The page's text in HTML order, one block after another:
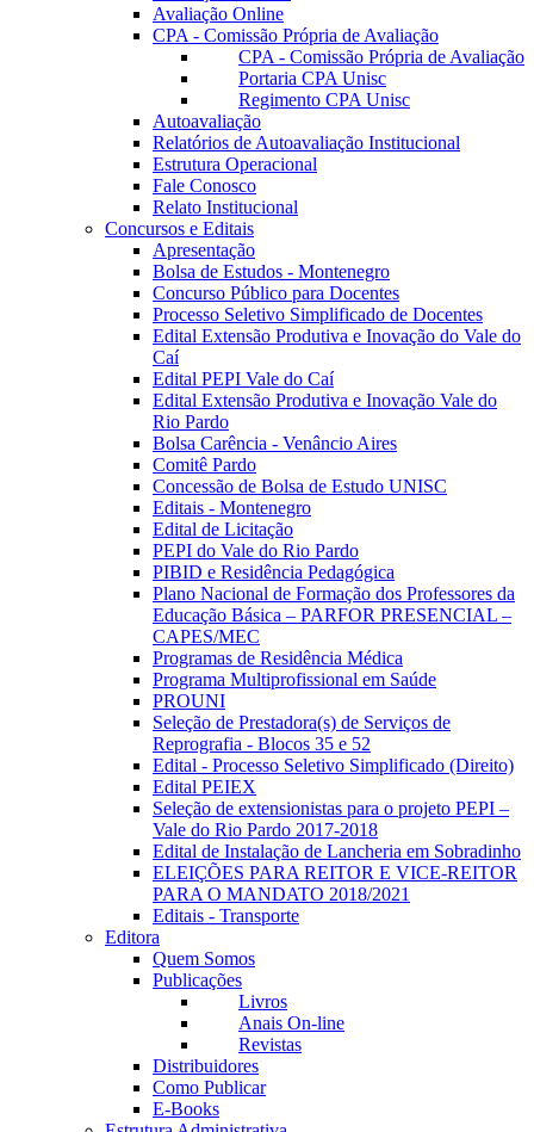
Avaliação Online
CPA - Comissão Própria de Avaliação
CPA - Comissão Própria de Avaliação
Portaria CPA Unisc
Regimento CPA Unisc
Autoavaliação
Relatórios de Autoavaliação Institucional
Estrutura Operacional
Fale Conosco
Relato Institucional
Concursos e Editais
Apresentação
Bolsa de Estudos - Montenegro
Concurso Público para Docentes
Processo Seletivo Simplificado de Docentes
Edital Extensão Produtiva e Inovação do Vale do
Caí
Edital PEPI Vale do Caí
Edital Extensão Produtiva e Inovação Vale do
Rio Pardo
Bolsa Carência - Venâncio Aires
Comitê Pardo
Concessão de Bolsa de Estudo UNISC
Editais - Montenegro
Edital de Licitação
PEPI do Vale do Rio Pardo
PIBID e Residência Pedagógica
Plano Nacional de Formação dos Professores da
Educação Básica – PARFOR PRESENCIAL –
CAPES/MEC
Programas de Residência Médica
Programa Multiprofissional em Saúde
PROUNI
Seleção de Prestadora(s) de Serviços de
Reprografia - Blocos 35 e 52
Edital - Processo Seletivo Simplificado (Direito)
Edital PEIEX
Seleção de extensionistas para o projeto PEPI –
Vale do Rio Pardo 2017-2018
Edital de Instalação de Lancheria em Sobradinho
ELEIÇÕES PARA REITOR E VICE-REITOR
PARA O MANDATO 2018/2021
Editais - Transporte
Editora
Quem Somos
Publicações
Livros
Anais On-line
Revistas
Distribuidores
Como Publicar
E-Books